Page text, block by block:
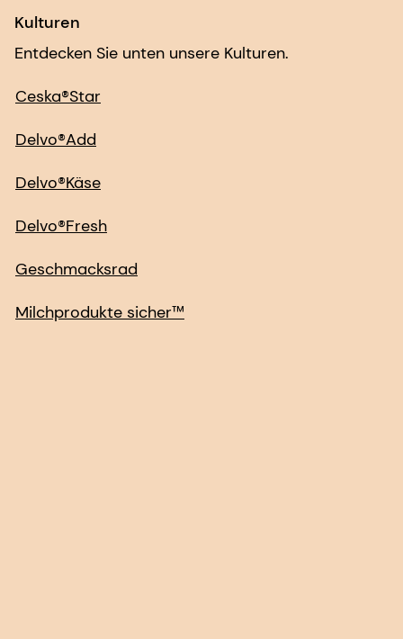
Kulturen
Entdecken Sie unten unsere Kulturen.
Ceska®Star
Delvo®Add
Delvo®Käse
Delvo®Fresh
Geschmacksrad
Milchprodukte sicher™